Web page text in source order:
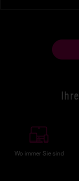
Wo immer Sie sind